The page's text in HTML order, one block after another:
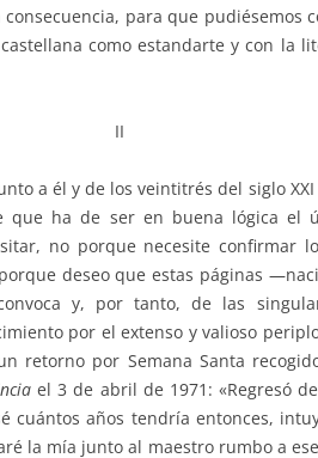
para que pudiésemos
como estandarte y con la
II
a él y de los veintitrés del siglo
que ha de ser en buena lógica el
no porque necesite confirmar
deseo que estas páginas
y, por tanto, de las
por el extenso y valioso
retorno por Semana Santa
el 3 de abril de 1971: «Regresó
cuántos años tendría entonces,
la mía junto al maestro rumbo a